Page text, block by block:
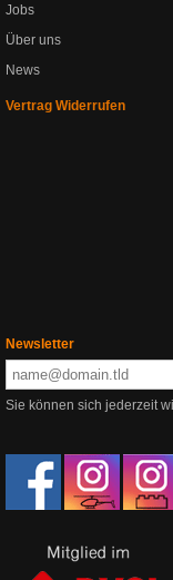
Jobs
Über uns
News
Vertrag Widerrufen
Newsletter
Sie können sich jederzeit